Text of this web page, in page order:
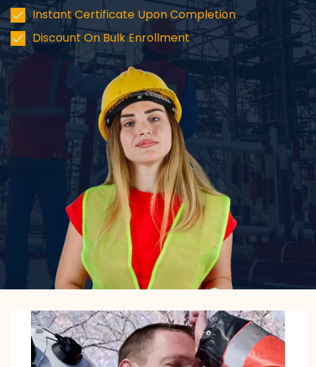
Instant Certificate Upon Completion
Discount On Bulk Enrollment